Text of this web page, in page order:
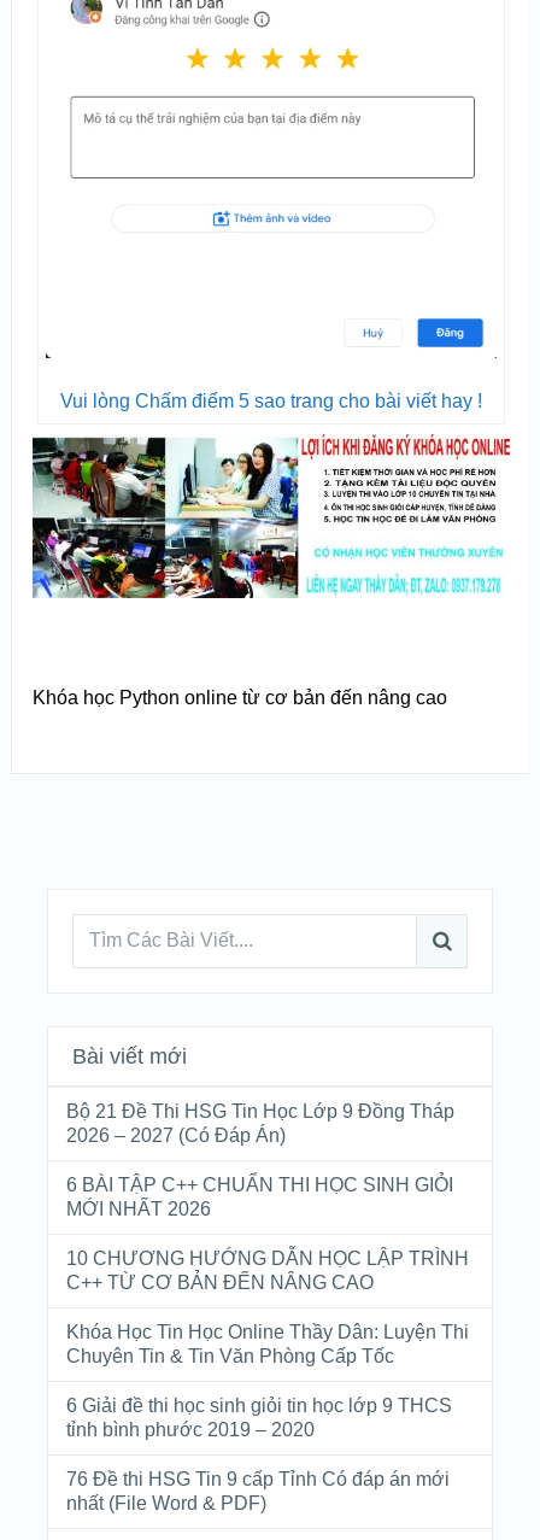
Vui lòng Chấm điểm 5 sao trang cho bài viết hay !
Khóa học Python online từ cơ bản đến nâng cao
Bài viết mới
Bộ 21 Đề Thi HSG Tin Học Lớp 9 Đồng Tháp
2026 – 2027 (Có Đáp Án)
6 BÀI TẬP C++ CHUẨN THI HỌC SINH GIỎI
MỚI NHẤT 2026
10 CHƯƠNG HƯỚNG DẪN HỌC LẬP TRÌNH
C++ TỪ CƠ BẢN ĐẾN NÂNG CAO
Khóa Học Tin Học Online Thầy Dân: Luyện Thi
Chuyên Tin & Tin Văn Phòng Cấp Tốc
6 Giải đề thi học sinh giỏi tin học lớp 9 THCS
tỉnh bình phước 2019 – 2020
76 Đề thi HSG Tin 9 cấp Tỉnh Có đáp án mới
nhất (File Word & PDF)